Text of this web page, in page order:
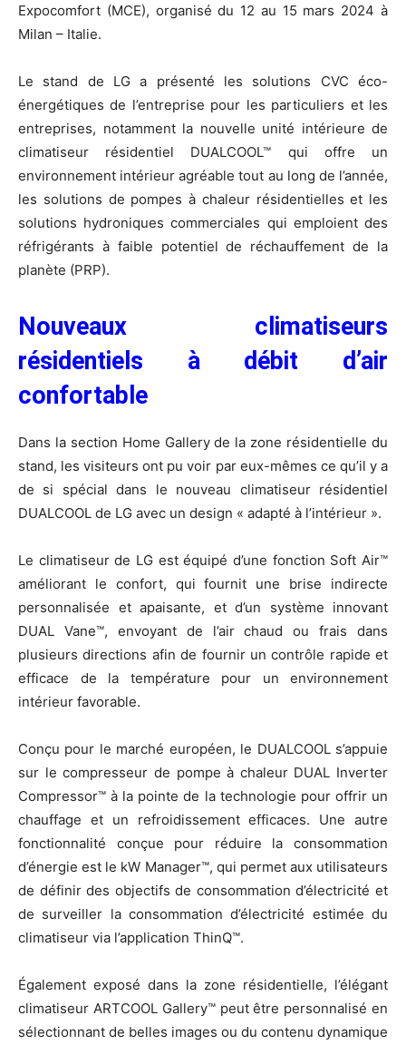
Expocomfort (MCE), organisé du 12 au 15 mars 2024 à
Milan – Italie.
Le stand de LG a présenté les solutions CVC éco-
énergétiques de l’entreprise pour les particuliers et les
entreprises, notamment la nouvelle unité intérieure de
climatiseur résidentiel DUALCOOL™ qui offre un
environnement intérieur agréable tout au long de l’année,
les solutions de pompes à chaleur résidentielles et les
solutions hydroniques commerciales qui emploient des
réfrigérants à faible potentiel de réchauffement de la
planète (PRP).
Nouveaux climatiseurs
résidentiels à débit d’air
confortable
Dans la section Home Gallery de la zone résidentielle du
stand, les visiteurs ont pu voir par eux-mêmes ce qu’il y a
de si spécial dans le nouveau climatiseur résidentiel
DUALCOOL de LG avec un design « adapté à l’intérieur ».
Le climatiseur de LG est équipé d’une fonction Soft Air™
améliorant le confort, qui fournit une brise indirecte
personnalisée et apaisante, et d’un système innovant
DUAL Vane™, envoyant de l’air chaud ou frais dans
plusieurs directions afin de fournir un contrôle rapide et
efficace de la température pour un environnement
intérieur favorable.
Conçu pour le marché européen, le DUALCOOL s’appuie
sur le compresseur de pompe à chaleur DUAL Inverter
Compressor™ à la pointe de la technologie pour offrir un
chauffage et un refroidissement efficaces. Une autre
fonctionnalité conçue pour réduire la consommation
d’énergie est le kW Manager™, qui permet aux utilisateurs
de définir des objectifs de consommation d’électricité et
de surveiller la consommation d’électricité estimée du
climatiseur via l’application ThinQ™.
Également exposé dans la zone résidentielle, l’élégant
climatiseur ARTCOOL Gallery™ peut être personnalisé en
sélectionnant de belles images ou du contenu dynamique